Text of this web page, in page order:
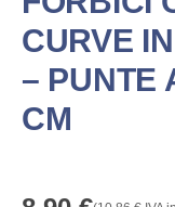
CURVE
– PUNTE
CM